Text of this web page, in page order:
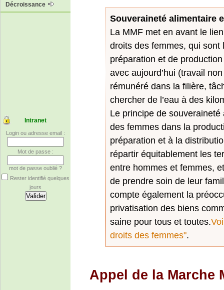
Décroissance
Intranet
Login ou adresse email :
Mot de passe :
mot de passe oublié ?
Rester identifié quelques
jours
Souveraineté alimentaire
La MMF met en avant le
droits des femmes, qui
préparation et de
avec aujourd’hui (travail
rémunéré dans la filière,
chercher de l’eau à des
Le principe de
des femmes dans la
préparation et à la
répartir équitablement les
entre hommes et femmes,
de prendre soin de leur
compte également la
privatisation des biens
saine pour tous et toutes.
droits des femmes".
Appel de la Marche